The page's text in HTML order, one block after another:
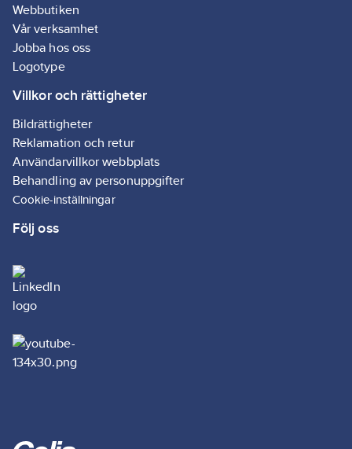
Webbutiken
Vår verksamhet
Jobba hos oss
Logotype
Villkor och rättigheter
Bildrättigheter
Reklamation och retur
Användarvillkor webbplats
Behandling av personuppgifter
Cookie-inställningar
Följ oss